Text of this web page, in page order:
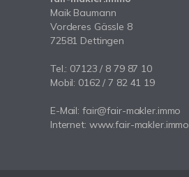
Maik Baumann
Vorderes Gässle 8
72581 Dettingen
Tel.: 07123 / 8 79 87 10
Mobil: 0162 / 7 82 41 19
E-Mail: fair@fair-makler.immo
Internet: www.fair-makler.immo